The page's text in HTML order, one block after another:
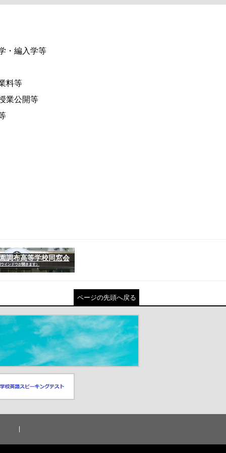
・編入学等
料等
業公開等
調布高等学校同窓会
インドウが開きます）
ページの先頭へ戻る